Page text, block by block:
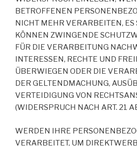
BETROFFENEN
NICHT MEHR VERARBEITEN, ES
KÖNNEN ZWINGENDE
FÜR DIE VERARBEITUNG
INTERESSEN, RECHTE UND
ÜBERWIEGEN ODER DIE
DER GELTENDMACHUNG,
VERTEIDIGUNG VON
(WIDERSPRUCH NACH ART. 21
WERDEN IHRE
VERARBEITET, UM